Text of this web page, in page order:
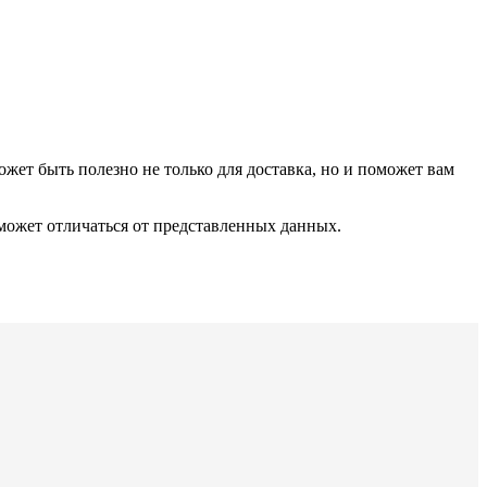
быть полезно не только для доставка, но и поможет вам
отличаться от представленных данных.